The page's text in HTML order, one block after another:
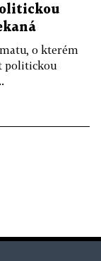
o kterém
politickou